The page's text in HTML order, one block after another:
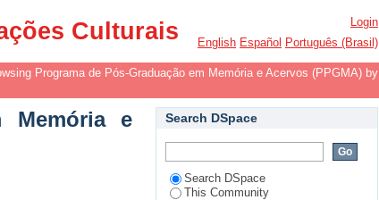
Culturais
Memória e Acervos (PPGMA) by
Login
English Español Português (Brasil)
Programa de Pós-Graduação em Memória e Acervos (PPGMA) by
Memória e
Search DSpace
Search DSpace
This Community